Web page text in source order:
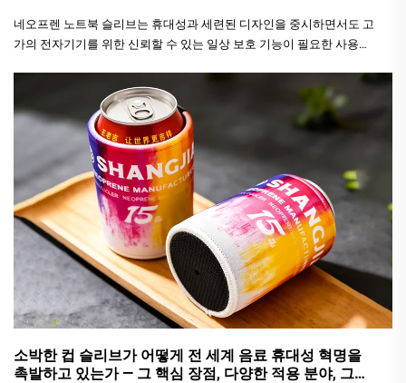
네오프렌 노트북 슬리브는 휴대성과 세련된 디자인을 중시하면서도 고
가의 전자기기를 위한 신뢰할 수 있는 일상 보호 기능이 필요한 사용자
소박한 컵 슬리브가 어떻게 전 세계 음료 휴대성 혁명을
촉발하고 있는가 — 그 핵심 장점, 다양한 적용 분야, 그리